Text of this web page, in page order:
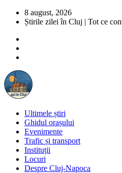
8 august, 2026
Știrile zilei în Cluj | Tot ce
Ultimele știri
Ghidul orașului
Evenimente
Trafic și transport
Instituții
Locuri
Despre Cluj-Napoca